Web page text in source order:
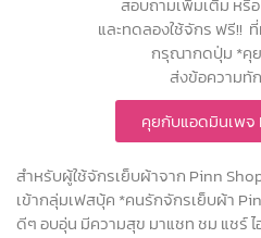
และทดลองใช้จักร ฟรี!!
กรุณากดปุ่ม *คุ
ส่งข้อความทั
คุยกับแอดมินเพจ
สำหรับผู้ใช้จักรเย็บผ้าจาก Pinn
เข้ากลุ่มเฟสบุ้ค *คนรักจักรเย็บผ้า
ดีๆ อบอุ่น มีความสุข มาแชท ชม แชร์